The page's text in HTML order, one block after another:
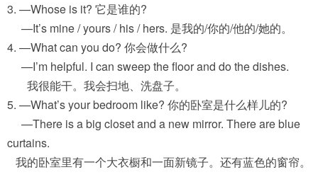
3. —Whose is it? 它是谁的?
—It’s mine / yours / his / hers. 是我的/你的/他的/她的。
4. —What can you do? 你会做什么?
—I’m helpful. I can sweep the floor and do the dishes.
我很能干。我会扫地、洗盘子。
5. —What’s your bedroom like? 你的卧室是什么样儿的?
—There is a big closet and a new mirror. There are blue
curtains.
我的卧室里有一个大衣橱和一面新镜子。还有蓝色的窗帘。